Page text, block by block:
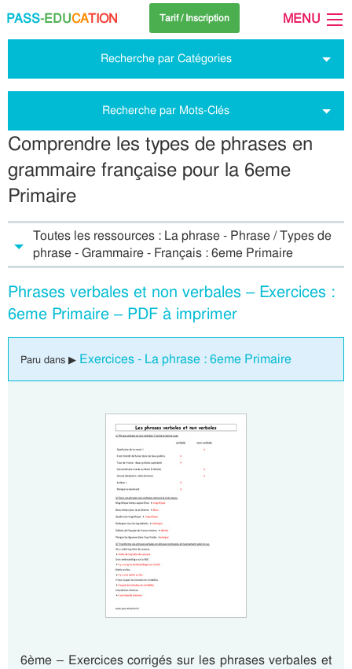
PASS-EDUCATION Tarif / Inscription MENU
Recherche par Catégories
Recherche par Mots-Clés
Comprendre les types de phrases en
grammaire française pour la 6eme
Primaire
Toutes les ressources : La phrase - Phrase / Types de
phrase - Grammaire - Français : 6eme Primaire
Phrases verbales et non verbales – Exercices :
6eme Primaire – PDF à imprimer
Paru dans ▶ Exercices - La phrase : 6eme Primaire
6ème – Exercices corrigés sur les phrases verbales et